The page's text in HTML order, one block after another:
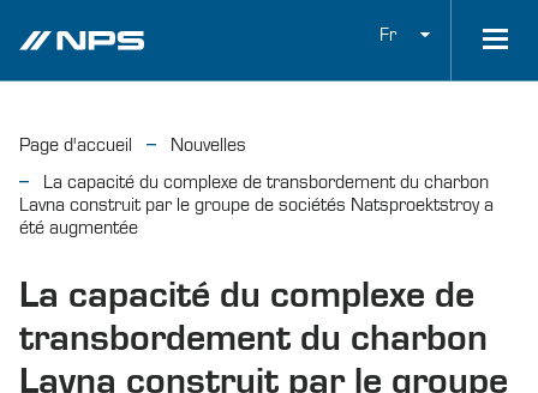
Fr
Page d'accueil
Nouvelles
La capacité du complexe de transbordement du charbon
Lavna construit par le groupe de sociétés Natsproektstroy a
été augmentée
La capacité du complexe de
transbordement du charbon
Lavna construit par le groupe